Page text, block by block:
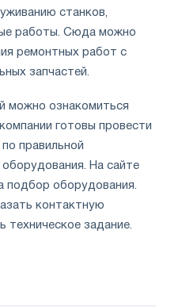
станков,
работы. Сюда можно
ремонтных работ с
запчастей.
можно ознакомиться
готовы провести
правильной
На сайте
подбор оборудования.
контактную
задание.